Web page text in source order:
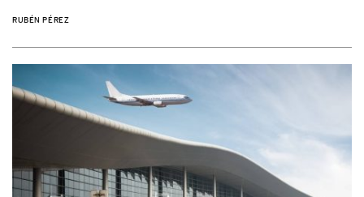
RUBÉN PÉREZ